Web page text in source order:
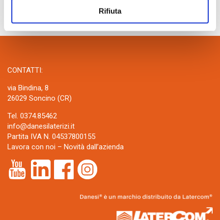
Rifiuta
CONTATTI:
via Bindina, 8
26029 Soncino (CR)
Tel. 0374.85462
info@danesilaterizi.it
Partita IVA N. 04537800155
Lavora con noi – Novità dall’azienda